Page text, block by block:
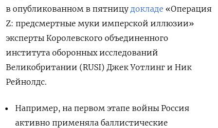
в опубликованном в пятницу докладе «Операция
Z: предсмертные муки имперской иллюзии»
эксперты Королевского объединенного
института оборонных исследований
Великобритании (RUSI) Джек Уотлинг и Ник
Рейнолдс.
Например, на первом этапе войны Россия
активно применяла баллистические